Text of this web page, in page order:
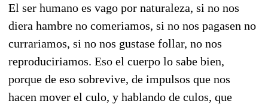
El ser humano es vago por naturaleza, si no nos
diera hambre no comeriamos, si no nos pagasen no
currariamos, si no nos gustase follar, no nos
reproduciriamos. Eso el cuerpo lo sabe bien,
porque de eso sobrevive, de impulsos que nos
hacen mover el culo, y hablando de culos, que